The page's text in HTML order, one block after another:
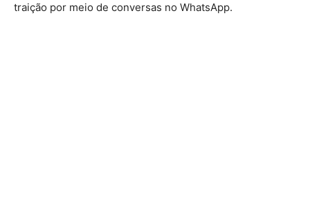
traição por meio de conversas no WhatsApp.